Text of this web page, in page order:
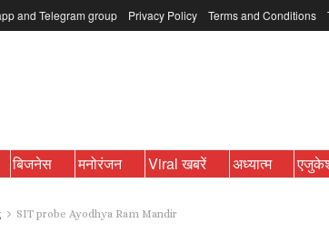
and Telegram group Privacy Policy Terms and Conditions
बिजनेस मनोरंजन Viral खबरें अध्यात्म
SIT probe Ayodhya Ram Mandir